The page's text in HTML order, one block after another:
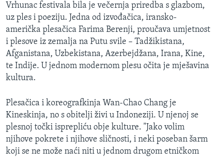
Vrhunac festivala bila je večernja priredba s glazbom,
uz ples i poeziju. Jedna od izvođačica, iransko-
američka plesačica Farima Berenji, proučava umjetnost
i plesove iz zemalja na Putu svile – Tadžikistana,
Afganistana, Uzbekistana, Azerbejdžana, Irana, Kine,
te Indije. U jednom modernom plesu očita je mješavina
kultura.
Plesačica i koreografkinja Wan-Chao Chang je
Kineskinja, no s obitelji živi u Indoneziji. U njenoj se
plesnoj točki isprepliću obje kulture. "Jako volim
njihove pokrete i njihove sličnosti, i neki poseban šarm
koji se ne može naći niti u jednom drugom etničkom